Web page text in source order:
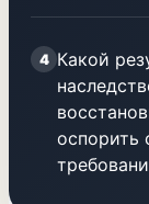
4 Какой
оспорить